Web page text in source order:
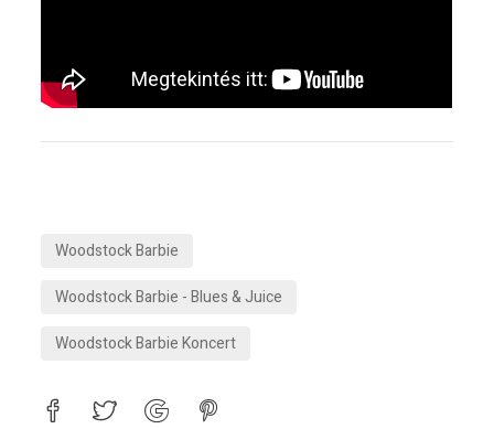
Woodstock Barbie
Woodstock Barbie - Blues & Juice
Woodstock Barbie Koncert